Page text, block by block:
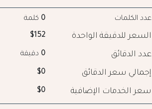
عدد الكلمات 0 كلمة
السعر للدقيقة الواحدة $152
عدد الدقائق 0 دقيقة
إجمالي سعر الدقائق $0
سعر الخدمات الإضافية $0